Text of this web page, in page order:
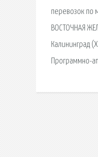
перевозок по
ВОСТОЧНАЯ
Калининград
Программно-